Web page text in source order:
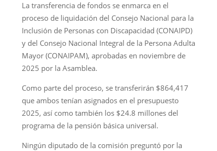
La transferencia de fondos se enmarca en el
proceso de liquidación del Consejo Nacional para la
Inclusión de Personas con Discapacidad (CONAIPD)
y del Consejo Nacional Integral de la Persona Adulta
Mayor (CONAIPAM), aprobadas en noviembre de
2025 por la Asamblea.
Como parte del proceso, se transferirán $864,417
que ambos tenían asignados en el presupuesto
2025, así como también los $24.8 millones del
programa de la pensión básica universal.
Ningún diputado de la comisión preguntó por la